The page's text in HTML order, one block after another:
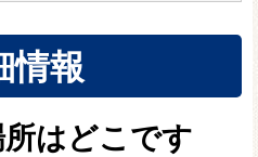
情報
所はどこです